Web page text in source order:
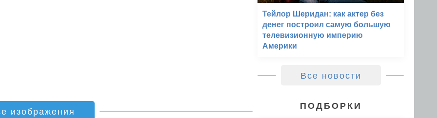
изображения
Тейлор Шеридан: как актер без
денег построил самую большую
телевизионную империю
Америки
Все новости
ПОДБОРКИ